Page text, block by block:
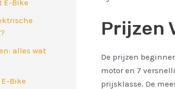
E-Bike
alles wat
Bike
Prijzen
De prijzen
motor en 7
prijsklasse. De